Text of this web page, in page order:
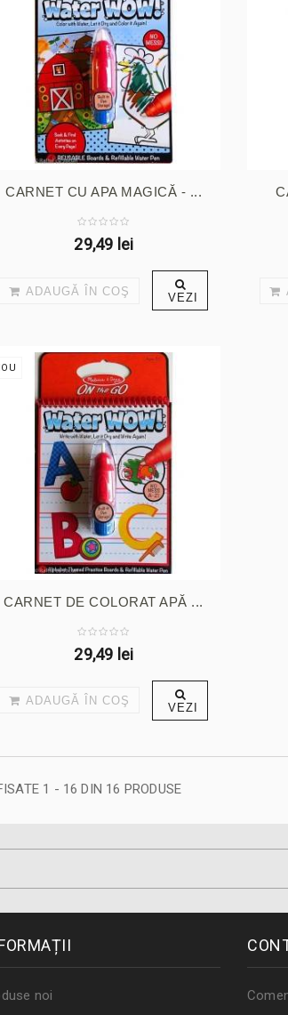
CARNET CU APA MAGICĂ - ...
29,49 lei
ADAUGĂ ÎN COŞ VEZI
CARNET DE COLORAT APĂ ...
29,49 lei
ADAUGĂ ÎN COŞ VEZI
1 - 16 DIN 16 PRODUSE
noi